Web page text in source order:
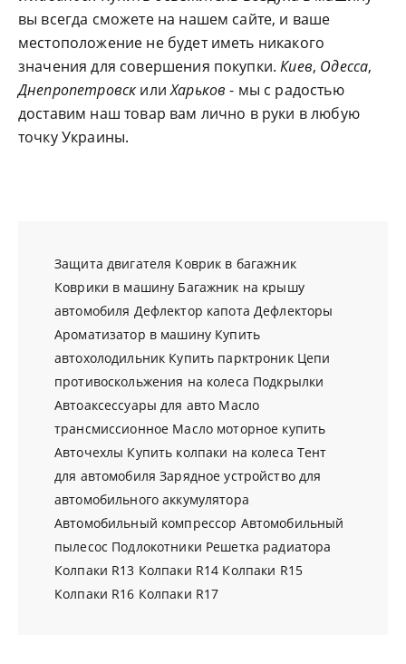
вы всегда сможете на нашем сайте, и ваше
местоположение не будет иметь никакого
значения для совершения покупки.Киев, Одесса,
Днепропетровск илиХарьков- мы с радостью
доставим наш товар вам лично в руки в любую
точку Украины.
Защита двигателя Коврик в багажник
Коврики в машину Багажник на крышу
автомобиля Дефлектор капота Дефлекторы
Ароматизатор в машину Купить
автохолодильник Купить парктроник Цепи
противоскольжения на колеса Подкрылки
Автоаксессуары для авто Масло
трансмиссионное Масло моторное купить
Авточехлы Купить колпаки на колеса Тент
для автомобиля Зарядное устройство для
автомобильного аккумулятора
Автомобильный компрессор Автомобильный
пылесос Подлокотники Решетка радиатора
Колпаки R13 Колпаки R14 Колпаки R15
Колпаки R16 Колпаки R17